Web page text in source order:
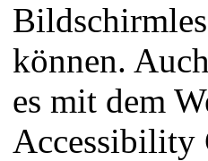
können.
es mit dem
Accessibility